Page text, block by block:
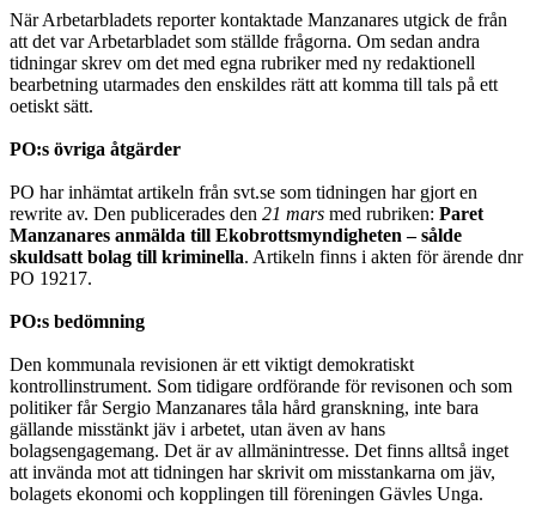
När Arbetarbladets reporter kontaktade Manzanares utgick de från
att det var Arbetarbladet som ställde frågorna. Om sedan andra
tidningar skrev om det med egna rubriker med ny redaktionell
bearbetning utarmades den enskildes rätt att komma till tals på ett
oetiskt sätt.
PO:s övriga åtgärder
PO har inhämtat artikeln från svt.se som tidningen har gjort en
rewrite av. Den publicerades den 21 mars med rubriken: Paret
Manzanares anmälda till Ekobrottsmyndigheten – sålde
skuldsatt bolag till kriminella. Artikeln finns i akten för ärende dnr
PO 19217.
PO:s bedömning
Den kommunala revisionen är ett viktigt demokratiskt
kontrollinstrument. Som tidigare ordförande för revisonen och som
politiker får Sergio Manzanares tåla hård granskning, inte bara
gällande misstänkt jäv i arbetet, utan även av hans
bolagsengagemang. Det är av allmänintresse. Det finns alltså inget
att invända mot att tidningen har skrivit om misstankarna om jäv,
bolagets ekonomi och kopplingen till föreningen Gävles Unga.